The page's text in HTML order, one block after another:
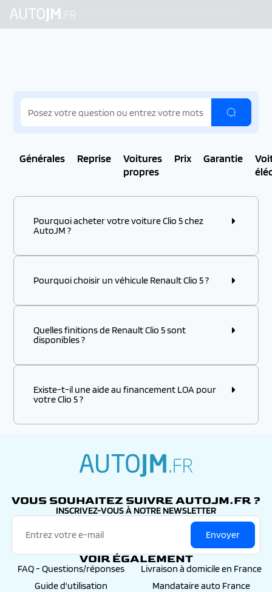
Générales Reprise
Voitures
propres
Prix Garantie
Pourquoi acheter votre voiture Clio 5 chez
AutoJM ?
Pourquoi choisir un véhicule Renault Clio 5 ?
Quelles finitions de Renault Clio 5 sont
disponibles ?
Existe-t-il une aide au financement LOA pour
votre Clio 5 ?
VOUS SOUHAITEZ SUIVRE AUTOJM.FR ?
INSCRIVEZ-VOUS À NOTRE NEWSLETTER
Envoyer
VOIR ÉGALEMENT
FAQ - Questions/réponses
Livraison à domicile en France
Guide d'utilisation
Mandataire auto France